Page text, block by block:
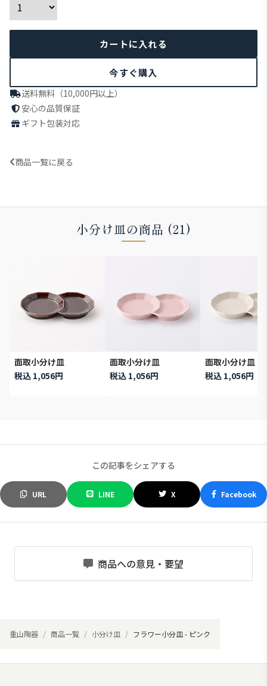
今すぐ購入
送料無料（10,000円以上）
安心の品質保証
ギフト包装対応
商品一覧に戻る
小分け皿の商品 (21)
面取小分け皿
税込 1,056円
面取小分け皿
税込 1,056円
面取小分け皿
税込 1,056円
この記事をシェアする
URL LINE X Facebook
商品への意見・要望
重山陶器 商品一覧 小分け皿 フラワー小分皿 - ピンク